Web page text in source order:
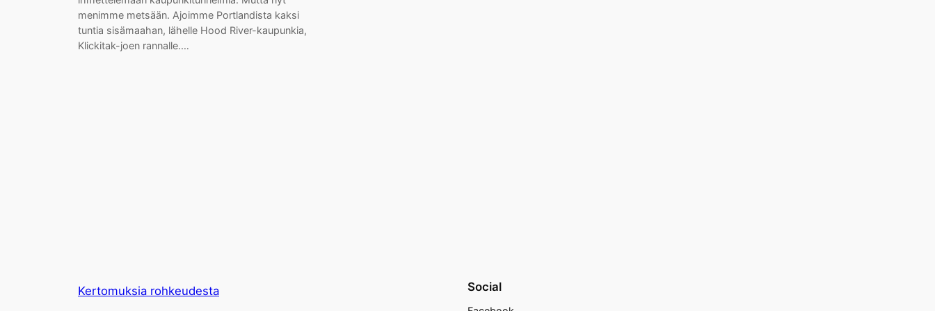
menimme metsään. Ajoimme Portlandista kaksi
tuntia sisämaahan, lähelle Hood River-kaupunkia,
Klickitak-joen rannalle.…
Kertomuksia rohkeudesta Social